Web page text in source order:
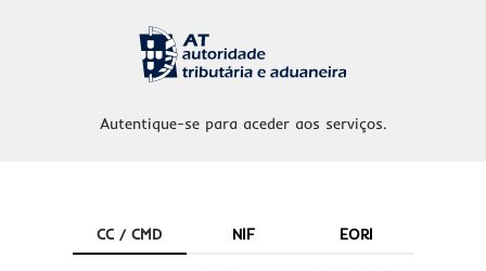
Autentique-se para aceder aos serviços.
CC / CMD NIF EORI